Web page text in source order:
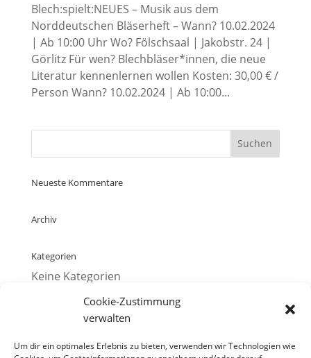
Cookie-Zustimmung
verwalten
Um dir ein optimales Erlebnis zu bieten, verwenden wir Technologien wie
Blech:spielt:NEUES – Musik aus dem
Norddeutschen Bläserheft – Wann? 10.02.2024
| Ab 10:00 Uhr Wo? Fölschsaal | Jakobstr. 24 |
Görlitz Für wen? Blechbläser*innen, die neue
Literatur kennenlernen wollen Kosten: 30,00 € /
Person Wann? 10.02.2024 | Ab 10:00...
Neueste Kommentare
Archiv
Kategorien
Keine Kategorien
Eintrags-Feed